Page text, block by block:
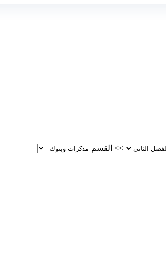
>> القسم